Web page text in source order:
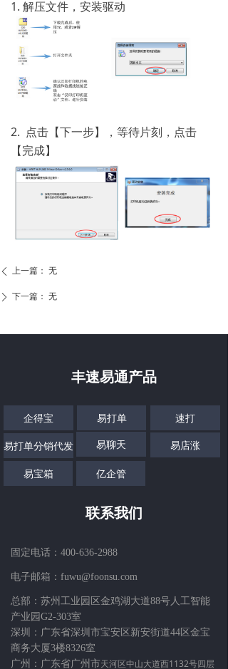
1. 解压文件，安装驱动
2. 点击【下一步】，等待片刻，点击
【完成】
ꄲ 下一篇： 无
ꄴ 上一篇： 无
丰速易通产品
联系我们
固定电话： 400-636-2988
电子邮箱：fuwu@foonsu.com
总部：苏州工业园区金鸡湖大道88号人工智能
产业园G2-303室
深圳：广东省深圳市宝安区新安街道44区金宝
商务大厦3楼8326室
广州：广东省广州市天河区中山大道西1132号四层
易宝箱
易店涨
易聊天
易打单
企得宝 速打
易打单分销代发
亿企管